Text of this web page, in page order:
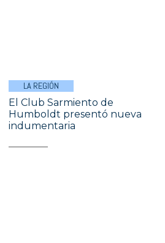
LA REGIÓN
El Club Sarmiento de
Humboldt presentó nueva
indumentaria